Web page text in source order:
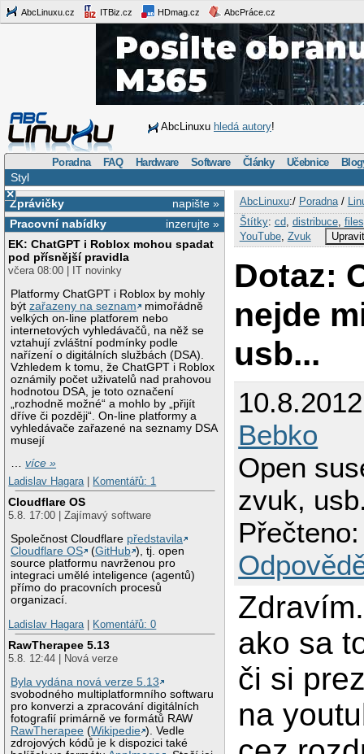
AbcLinuxu.cz ITBiz.cz HDmag.cz AbcPráce.cz
AbcLinuxu hledá autory!
Poradna FAQ Hardware Software Články Učebnice
Styl
×
napište »
Zprávičky
inzerujte »
Pracovní nabídky
EK: ChatGPT i Roblox mohou spadat
pod přísnější pravidla
včera 08:00 | IT novinky
Platformy ChatGPT i Roblox by mohly
býtzařazeny na seznam
mimořádně
velkých on-line platforem nebo
internetových vyhledávačů, na něž se
vztahují zvláštní podmínky podle
nařízení o digitálních službách (DSA).
Vzhledem k tomu, že ChatGPT i Roblox
oznámily počet uživatelů nad prahovou
hodnotou DSA, je toto označení
„rozhodně možné“ a mohlo by „přijít
dříve či později“. On-line platformy a
vyhledávače zařazené na seznamy DSA
musejí
…více »
Ladislav Hagara
Komentářů: 1
Cloudflare OS
5.8. 17:00 | Zajímavý software
Společnost Cloudflare představila
Cloudflare OS
(GitHub ), tj. open
source platformu navrženou pro
integraci umělé inteligence (agentů)
přímo do pracovních procesů
organizací.
Ladislav Hagara
Komentářů: 0
RawTherapee 5.13
5.8. 12:44 | Nová verze
Byla vydána nová verze 5.13
svobodného multiplatformního softwaru
pro konverzi a zpracování digitálních
fotografií primárně ve formátů RAW
RawTherapee (Wikipedie ). Vedle
zdrojových kódů je k dispozici také
AbcLinuxu:/ Poradna/
Štítky: cd, distribuce,
YouTube, Zvuk
Dotaz:
nejde
usb...
Bebko
Open
zvuk,
ako sa
či si
na